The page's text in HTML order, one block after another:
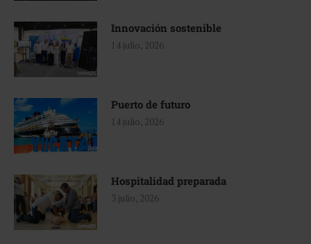
Innovación sostenible
14 julio, 2026
Puerto de futuro
14 julio, 2026
Hospitalidad preparada
3 julio, 2026